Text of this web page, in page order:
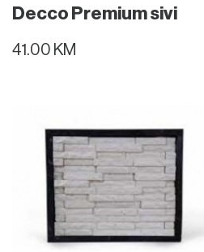
Decco Premium sivi
41.00 KM